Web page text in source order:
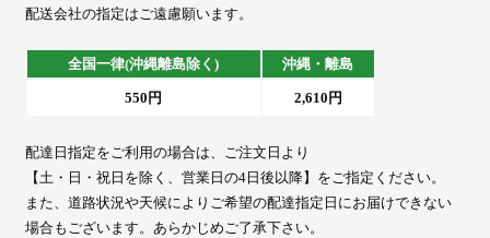
配送会社の指定はご遠慮願います。
全国一律(沖縄離島除く) 沖縄・離島
550円 2,610円
配達日指定をご利用の場合は、ご注文日より
【土・日・祝日を除く、営業日の4日後以降】をご指定ください。
また、道路状況や天候によりご希望の配達指定日にお届けできない
場合もございます。あらかじめご了承下さい。